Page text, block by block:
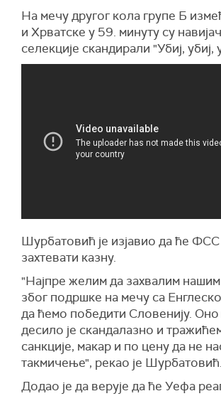
На мечу другог кола групе Б
и Хрватске у 59. минуту су
селекције скандирали "Убиј, убиј,
Шурбатовић је изјавио да ће
захтевати казну.
"Најпре желим да захвалим нашим
због подршке на мечу са
да ћемо победити Словенију.
десило је скандалазно и
санкције, макар и по цену да не
такмичење", рекао је Шурбатовић.
Додао је да верује да ће Уефа